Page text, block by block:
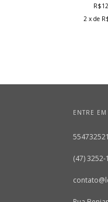
2 x de
ENTRE
(47) 3252-